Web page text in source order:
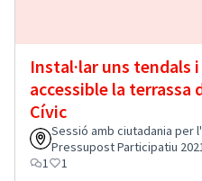
Instal·lar uns tendals
accessible la terrassa
Cívic
Sessió amb ciutadania
Pressupost Participatiu
1
1